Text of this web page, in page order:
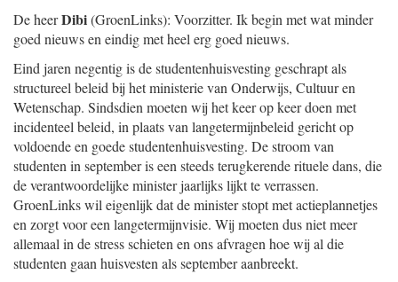
De heerDibi(GroenLinks): Voorzitter. Ik begin met wat minder
goed nieuws en eindig met heel erg goed nieuws.
Eind jaren negentig is de studentenhuisvesting geschrapt als
structureel beleid bij het ministerie van Onderwijs, Cultuur en
Wetenschap. Sindsdien moeten wij het keer op keer doen met
incidenteel beleid, in plaats van langetermijnbeleid gericht op
voldoende en goede studentenhuisvesting. De stroom van
studenten in september is een steeds terugkerende rituele dans, die
de verantwoordelijke minister jaarlijks lijkt te verrassen.
GroenLinks wil eigenlijk dat de minister stopt met actieplannetjes
en zorgt voor een langetermijnvisie. Wij moeten dus niet meer
allemaal in de stress schieten en ons afvragen hoe wij al die
studenten gaan huisvesten als september aanbreekt.